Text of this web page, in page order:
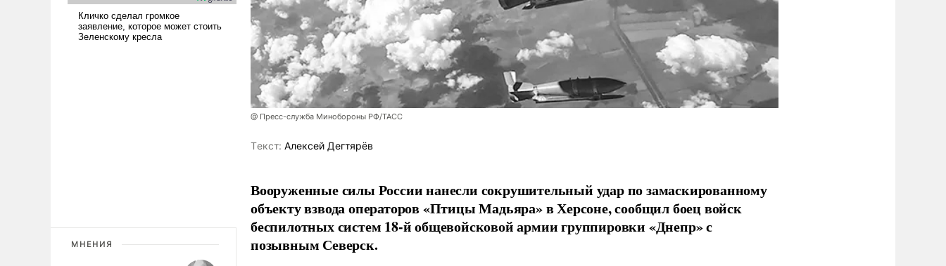
МНЕНИЯ
@ Пресс-служба Минобороны РФ/ТАСС
Tекст: Алексей Дегтярёв
Вооруженные силы России нанесли сокрушительный удар по замаскированному
объекту взвода операторов «Птицы Мадьяра» в Херсоне, сообщил боец войск
беспилотных систем 18-й общевойсковой армии группировки «Днепр» с
позывным Северск.